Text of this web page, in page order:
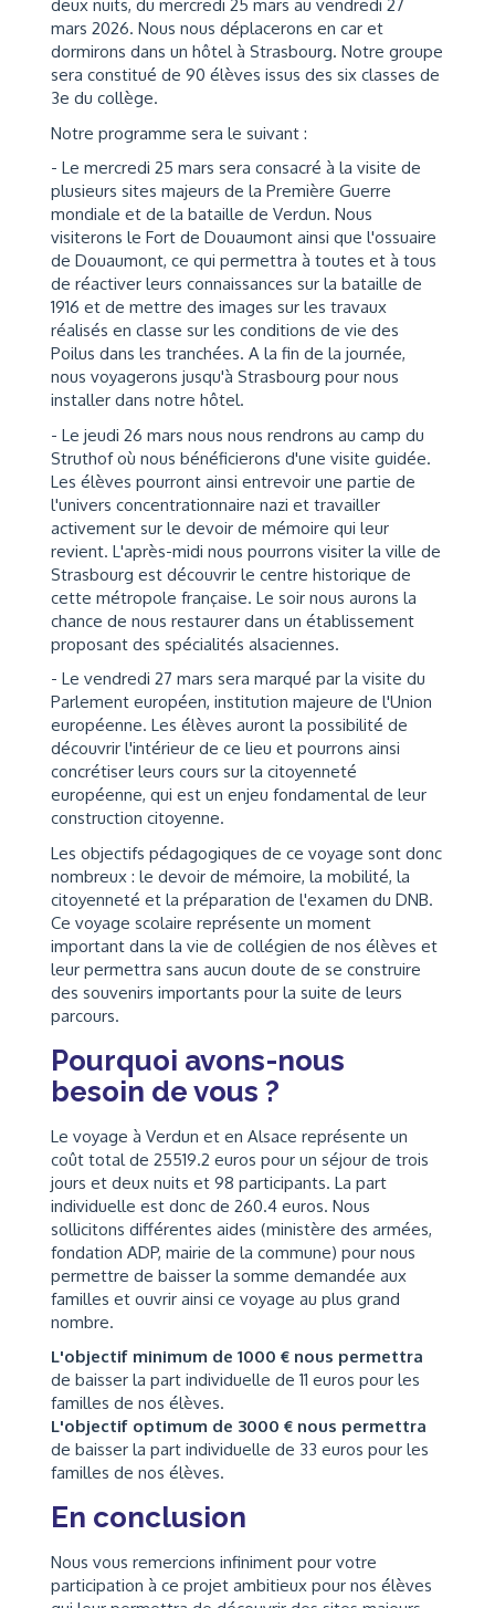
deux nuits, du mercredi 25 mars au vendredi 27
mars 2026. Nous nous déplacerons en car et
dormirons dans un hôtel à Strasbourg. Notre groupe
sera constitué de 90 élèves issus des six classes de
3e du collège.
Notre programme sera le suivant :
- Le mercredi 25 mars sera consacré à la visite de
plusieurs sites majeurs de la Première Guerre
mondiale et de la bataille de Verdun. Nous
visiterons le Fort de Douaumont ainsi que l'ossuaire
de Douaumont, ce qui permettra à toutes et à tous
de réactiver leurs connaissances sur la bataille de
1916 et de mettre des images sur les travaux
réalisés en classe sur les conditions de vie des
Poilus dans les tranchées. A la fin de la journée,
nous voyagerons jusqu'à Strasbourg pour nous
installer dans notre hôtel.
- Le jeudi 26 mars nous nous rendrons au camp du
Struthof où nous bénéficierons d'une visite guidée.
Les élèves pourront ainsi entrevoir une partie de
l'univers concentrationnaire nazi et travailler
activement sur le devoir de mémoire qui leur
revient. L'après-midi nous pourrons visiter la ville de
Strasbourg est découvrir le centre historique de
cette métropole française. Le soir nous aurons la
chance de nous restaurer dans un établissement
proposant des spécialités alsaciennes.
- Le vendredi 27 mars sera marqué par la visite du
Parlement européen, institution majeure de l'Union
européenne. Les élèves auront la possibilité de
découvrir l'intérieur de ce lieu et pourrons ainsi
concrétiser leurs cours sur la citoyenneté
européenne, qui est un enjeu fondamental de leur
construction citoyenne.
Les objectifs pédagogiques de ce voyage sont donc
nombreux : le devoir de mémoire, la mobilité, la
citoyenneté et la préparation de l'examen du DNB.
Ce voyage scolaire représente un moment
important dans la vie de collégien de nos élèves et
leur permettra sans aucun doute de se construire
des souvenirs importants pour la suite de leurs
parcours.
Pourquoi avons-nous
besoin de vous ?
Le voyage à Verdun et en Alsace représente un
coût total de 25519.2 euros pour un séjour de trois
jours et deux nuits et 98 participants. La part
individuelle est donc de 260.4 euros. Nous
sollicitons différentes aides (ministère des armées,
fondation ADP, mairie de la commune) pour nous
permettre de baisser la somme demandée aux
familles et ouvrir ainsi ce voyage au plus grand
nombre.
L'objectif minimum de 1000 € nous permettra
de baisser la part individuelle de 11 euros pour les
familles de nos élèves.
L'objectif optimum de 3000 € nous permettra
de baisser la part individuelle de 33 euros pour les
familles de nos élèves.
En conclusion
Nous vous remercions infiniment pour votre
participation à ce projet ambitieux pour nos élèves